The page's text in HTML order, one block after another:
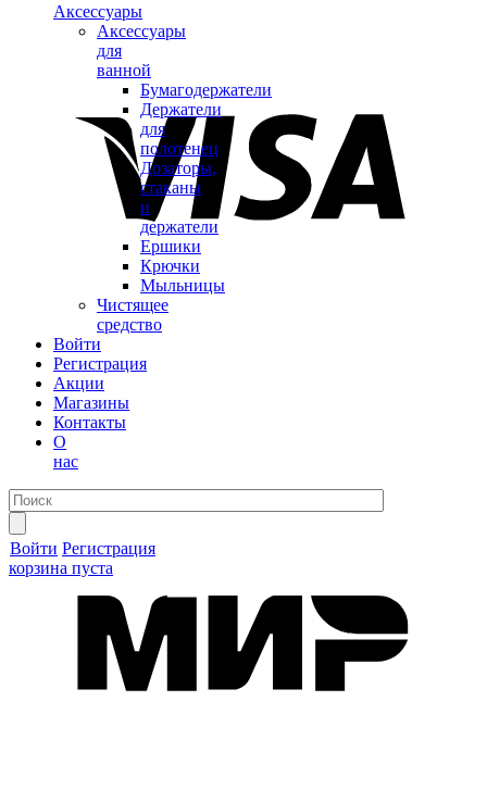
Аксессуары
Аксессуары
для
ванной
Бумагодержатели
Держатели
для
полотенец
Дозаторы,
стаканы
и
держатели
Ершики
Крючки
Мыльницы
Чистящее
средство
Войти
Регистрация
Акции
Магазины
Контакты
О
нас
Войти Регистрация
корзина пуста